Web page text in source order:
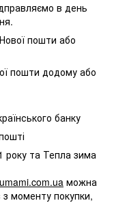
в день
пошти або
пошти додому або
банку
року та Тепла зима
можна
моменту покупки,